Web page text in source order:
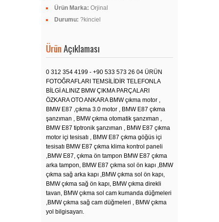
Ürün Marka: Orjinal
Durumu: ?kinciel
Ürün Açıklaması
0 312 354 4199 - +90 533 573 26 04 ÜRÜN
FOTOĞRAFLARI TEMSİLİDİR TELEFONLA
BİLGİ ALINIZ BMW ÇIKMA PARÇALARI
ÖZKARA OTO ANKARA BMW çıkma motor ,
BMW E87 ,çıkma 3.0 motor , BMW E87 çıkma
şanzıman , BMW çıkma otomatik şanzıman ,
BMW E87 tiptronik şanzıman , BMW E87 çıkma
motor içi tesisatı , BMW E87 çıkma göğüs içi
tesisatı BMW E87 çıkma klima kontrol paneli
,BMW E87, çıkma ön tampon BMW E87 çıkma
arka tampon, BMW E87 çıkma sol ön kapı ,BMW
çıkma sağ arka kapı ,BMW çıkma sol ön kapı,
BMW çıkma sağ ön kapı, BMW çıkma direkli
tavan, BMW çıkma sol cam kumanda düğmeleri
,BMW çıkma sağ cam düğmeleri , BMW çıkma
yol bilgisayarı.